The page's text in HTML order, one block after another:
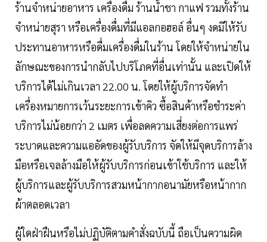
ร้านจำหน่ายอาหาร เครื่องดื่ม ร้านน้ำชา กาแฟ รวมทั้งร้าน
จำหน่ายสุรา หรือเครื่องดื่มที่มีแอลกอฮอล์ อื่นๆ งดมิให้รับ
ประทานอาหารหรือดื่มเครื่องดื่มในร้าน โดยให้จำหน่ายใน
ลักษณะของการนำกลับไปบริโภคที่อื่นเท่านั้น และเปิดให้
บริการได้ไม่เกินเวลา 22.00 น. โดยให้ผู้บริการจัดทำ
เครื่องหมายการเว้นระยะการเข้าคิว ซื้อสินค้าหรือชำระค่า
บริการไม่น้อยกว่า 2 เมตร เพื่อลดความเสี่ยงต่อการแพร่
ระบาดและความแออัดของผู้รับบริการ จัดให้มีจุดบริการล้าง
มือหรือเจลล้างมือให้ผู้รับบริการก่อนเข้าใช้บริการ และให้
ผู้บริการและผู้รับบริการสวมหน้ากากอนามัยหรือหน้ากาก
ผ้าตลอดเวลา
ผู้ใดฝ่าฝืนหรือไม่ปฏิบัติตามคำสั่งฉบับนี้ ถือเป็นความผิด